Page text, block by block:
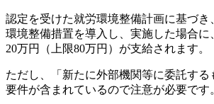
認定を受けた就労環境整備計画に基づき
環境整備措置を導入し、実施した場合に
20万円（上限80万円）が支給されます。
ただし、「新たに外部機関等に委託する
要件が含まれているので注意が必要です